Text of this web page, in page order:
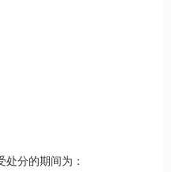
分的期间为：